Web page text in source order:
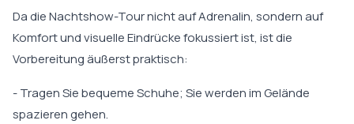
Da die Nachtshow-Tour nicht auf Adrenalin, sondern auf
Komfort und visuelle Eindrücke fokussiert ist, ist die
Vorbereitung äußerst praktisch:
- Tragen Sie bequeme Schuhe; Sie werden im Gelände
spazieren gehen.